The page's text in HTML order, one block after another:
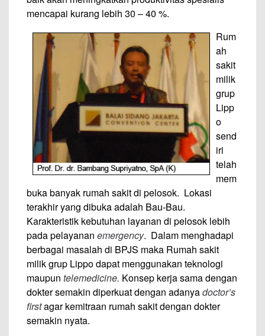
mencapai kurang lebih 30 – 40 %.
Rum
ah
sakit
milik
grup
Lipp
o
send
iri
telah
mem
buka banyak rumah sakit di pelosok. Lokasi
terakhir yang dibuka adalah Bau-Bau.
Karakteristik kebutuhan layanan di pelosok lebih
pada pelayanan emergency. Dalam menghadapi
berbagai masalah di BPJS maka Rumah sakit
milik grup Lippo dapat menggunakan teknologi
maupun telemedicine. Konsep kerja sama dengan
dokter semakin diperkuat dengan adanyadoctor’s
firstagar kemitraan rumah sakit dengan dokter
semakin nyata.